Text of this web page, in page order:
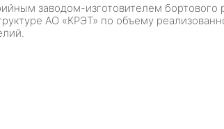
заводом-изготовителем бортового
АО «КРЭТ» по объему